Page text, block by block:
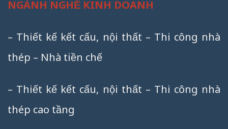
NGÀNH NGHỀ KINH DOANH
– Thiết kế kết cấu, nội thất – Thi công nhà
thép – Nhà tiền chế
– Thiết kế kết cấu, nội thất – Thi công nhà
thép cao tầng